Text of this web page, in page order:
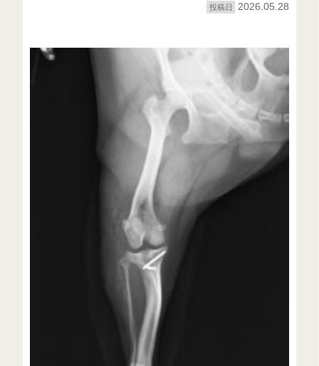
投稿日 2026.05.28